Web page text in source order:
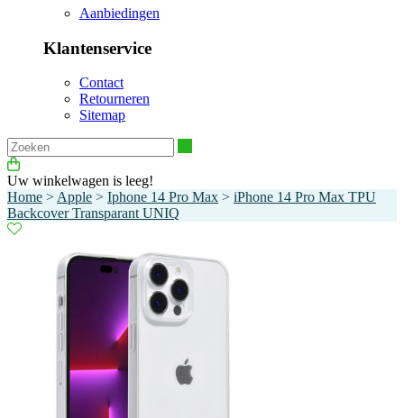
Aanbiedingen
Klantenservice
Contact
Retourneren
Sitemap
Uw winkelwagen is leeg!
Home > Apple > Iphone 14 Pro Max > iPhone 14 Pro Max TPU
Backcover Transparant UNIQ